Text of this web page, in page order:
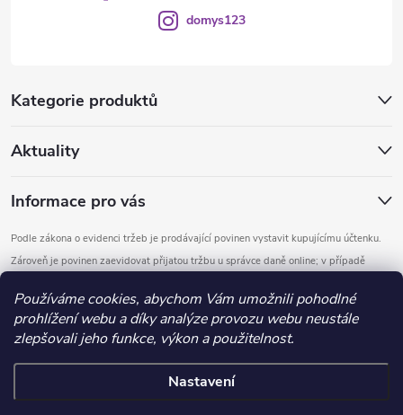
Používáme cookies, abychom Vám umožnili pohodlné
prohlížení webu a díky analýze provozu webu neustále
zlepšovali jeho funkce, výkon a použitelnost.
Nastavení
Kategorie produktů
Aktuality
Informace pro vás
Podle zákona o evidenci tržeb je prodávající povinen vystavit kupujícímu účtenku.
Zároveň je povinen zaevidovat přijatou tržbu u správce daně online; v případě
domys123
Vytvořil Shoptet
Copyright 2026DOMYS. Všechna práva vyhrazena.